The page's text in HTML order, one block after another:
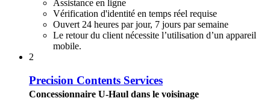
Assistance en ligne
Vérification d'identité en temps réel requise
Ouvert 24 heures par jour, 7 jours par semaine
Le retour du client nécessite l’utilisation d’un appareil
mobile.
2
Precision Contents Services
Concessionnaire U-Haul dans le voisinage